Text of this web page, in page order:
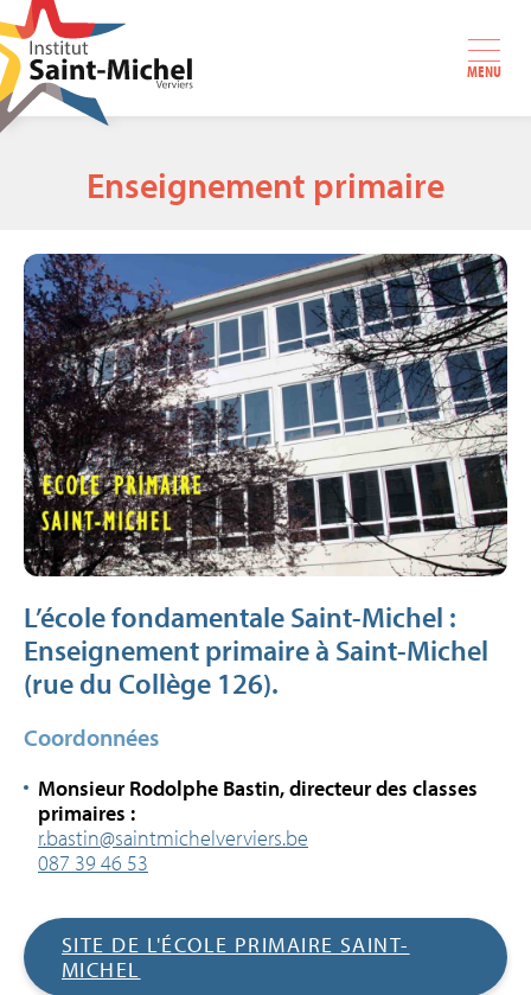
MENU
Enseignement primaire
L’école fondamentale Saint-Michel :
Enseignement primaire à Saint-Michel
(rue du Collège 126).
Coordonnées
Monsieur Rodolphe Bastin, directeur des classes
primaires :
r.bastin@saintmichelverviers.be
087 39 46 53
SITE DE L'ÉCOLE PRIMAIRE SAINT-
MICHEL